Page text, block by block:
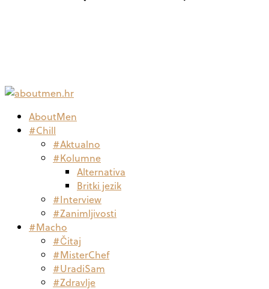
AboutMen
#Chill
#Aktualno
#Kolumne
Alternativa
Britki jezik
#Interview
#Zanimljivosti
#Macho
#Čitaj
#MisterChef
#UradiSam
#Zdravlje